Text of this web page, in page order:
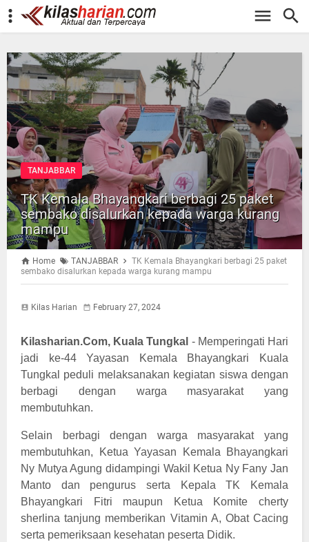
-->
TANJABBAR
TK Kemala Bhayangkari berbagi 25 paket
sembako disalurkan kepada warga kurang
mampu
Home TANJABBAR
TK Kemala Bhayangkari berbagi 25 paket
sembako disalurkan kepada warga kurang mampu
Kilas Harian February 27, 2024
Kilasharian.Com, Kuala Tungkal - Memperingati Hari
jadi ke-44 Yayasan Kemala Bhayangkari Kuala
Tungkal peduli melaksanakan kegiatan siswa dengan
berbagi dengan warga masyarakat yang
membutuhkan.
Selain berbagi dengan warga masyarakat yang
membutuhkan, Ketua Yayasan Kemala Bhayangkari
Ny Mutya Agung didampingi Wakil Ketua Ny Fany Jan
Manto dan pengurus serta Kepala TK Kemala
Bhayangkari Fitri maupun Ketua Komite cherty
sherlina tanjung memberikan Vitamin A, Obat Cacing
serta pemeriksaan kesehatan peserta Didik.